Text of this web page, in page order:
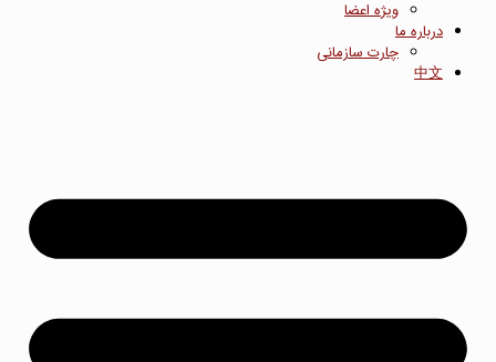
ویژه اعضا
درباره ما
چارت سازمانی
中文